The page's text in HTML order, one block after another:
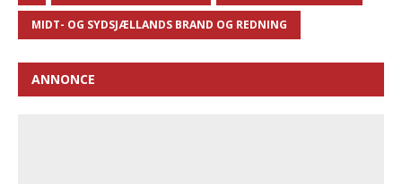
MIDT- OG SYDSJÆLLANDS BRAND OG REDNING
ANNONCE